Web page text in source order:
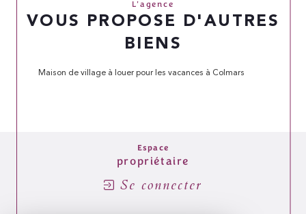
L'agence
VOUS PROPOSE D'AUTRES
BIENS
Maison de village à louer pour les vacances à Colmars
Espace
propriétaire
Se connecter